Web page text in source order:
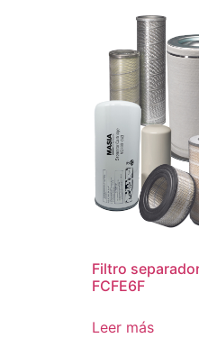
Filtro
FCFE6F
Leer más